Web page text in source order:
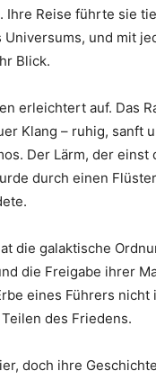
Ihre Reise führte sie
Universums, und mit
Blick.
erleichtert auf. Das
Klang – ruhig, sanft
Der Lärm, der einst
durch einen
die galaktische
die Freigabe ihrer
eines Führers
des Friedens.
doch ihre